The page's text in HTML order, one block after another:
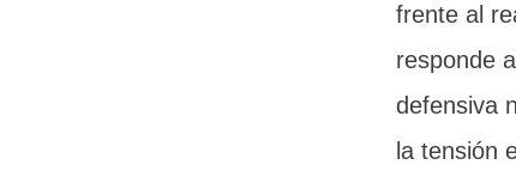
frente al
responde
defensiva
la tensión